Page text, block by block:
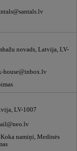
novads, Latvija, LV-
house@inbox.lv
LV-1007
namiņi, Medinės